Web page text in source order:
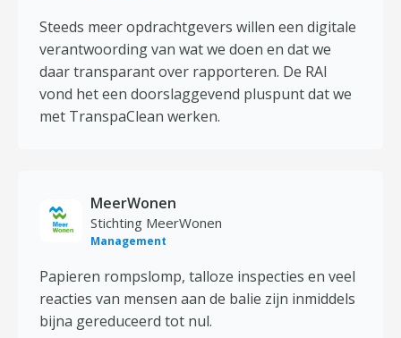
Steeds meer opdrachtgevers willen een digitale
verantwoording van wat we doen en dat we
daar transparant over rapporteren. De RAI
vond het een doorslaggevend pluspunt dat we
met TranspaClean werken.
MeerWonen
Stichting MeerWonen
Management
Papieren rompslomp, talloze inspecties en veel
reacties van mensen aan de balie zijn inmiddels
bijna gereduceerd tot nul.